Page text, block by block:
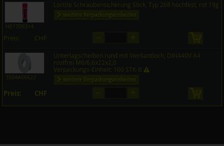
HE1709314
Loctite Schraubensicherung Stick, Typ 268 hochfest, rot 19g
weitere Verpackungseinheiten
Preis: CHF
3504A06622
Unterlagscheiben rund mit Vierkantloch, DIN440V A4
rostfrei M6/6,6x22x2,0
Verpackungs-Einheit: 100 STK-B
weitere Verpackungseinheiten
Preis: CHF